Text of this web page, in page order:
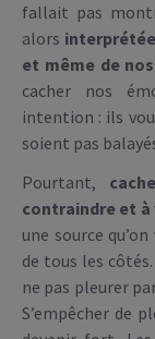
fallait pas
alors
et même de
cacher nos
intention : ils
soient pas
Pourtant,
contraindre et
une source
de tous les
ne pas pleurer
S’empêcher de